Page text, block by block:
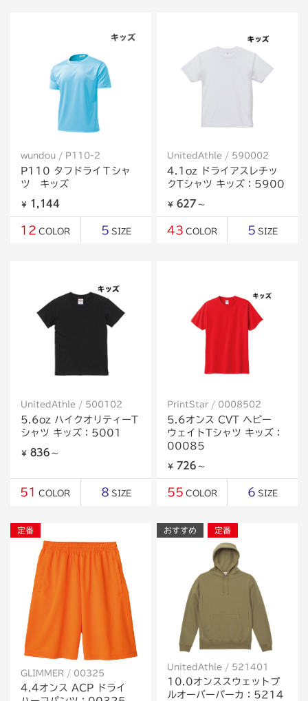
wundou / P110-2
P110 タフドライＴシャ
ツ キッズ
￥ 1,144
12 COLOR 5 SIZE
UnitedAthle / 590002
4.1oz ドライアスレチッ
クTシャツ キッズ：5900
￥ 627 ～
43 COLOR 5 SIZE
UnitedAthle / 500102
5.6oz ハイクオリティーT
シャツ キッズ：5001
￥ 836 ～
51 COLOR 8 SIZE
PrintStar / 0008502
5.6オンス CVT ヘビー
ウェイトTシャツ キッズ：
00085
￥ 726 ～
55 COLOR 6 SIZE
定番
GLIMMER / 00325
4.4オンス ACP ドライ
おすすめ 定番
UnitedAthle / 521401
10.0オンススウェットプ
ルオーバーパーカ：5214